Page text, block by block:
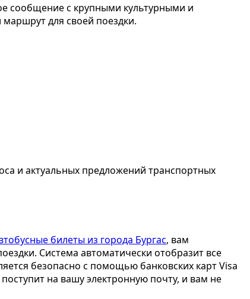
сообщение с крупными культурными и
для своей поездки.
и актуальных предложений транспортных
билеты из города Бургас, вам
Система автоматически отобразит все
безопасно с помощью банковских карт Visa
на вашу электронную почту, и вам не